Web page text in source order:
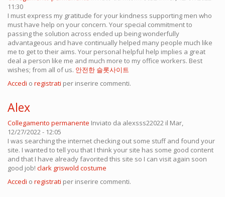
11:30
I must express my gratitude for your kindness supporting men who
must have help on your concern. Your special commitment to
passing the solution across ended up being wonderfully
advantageous and have continually helped many people much like
me to get to their aims. Your personal helpful help implies a great
deal a person like me and much more to my office workers. Best
wishes; from all of us. 안전한 슬롯사이트
Accedi o registrati per inserire commenti.
Alex
Collegamento permanente Inviato da alexsss22022 il Mar,
12/27/2022 - 12:05
I was searching the internet checking out some stuff and found your
site. I wanted to tell you that I think your site has some good content
and that I have already favorited this site so I can visit again soon
good job! clark griswold costume
Accedi o registrati per inserire commenti.